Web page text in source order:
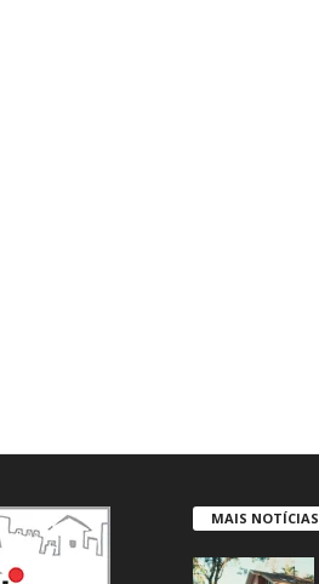
MAIS NOTÍCIAS